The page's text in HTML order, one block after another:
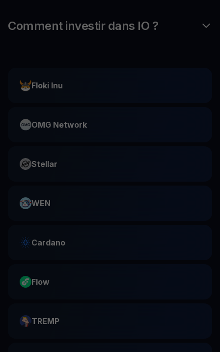
Comment investir dans IO ?
Floki Inu
OMG Network
Stellar
WEN
Cardano
Flow
TREMP